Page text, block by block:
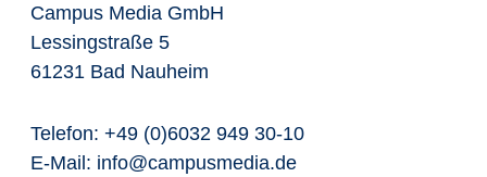
Campus Media GmbH
Lessingstraße 5
61231 Bad Nauheim
Telefon: +49 (0)6032 949 30-10
E-Mail: info@campusmedia.de